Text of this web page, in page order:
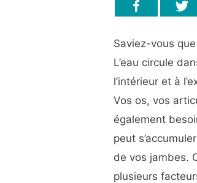
Saviez-vous
L’eau circule
l’intérieur et à
Vos os, vos
également
peut
de vos jambes.
plusieurs